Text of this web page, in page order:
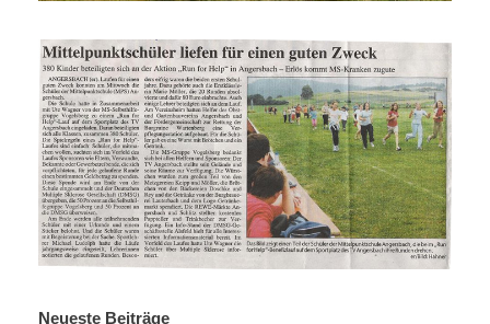
Neueste Beiträge